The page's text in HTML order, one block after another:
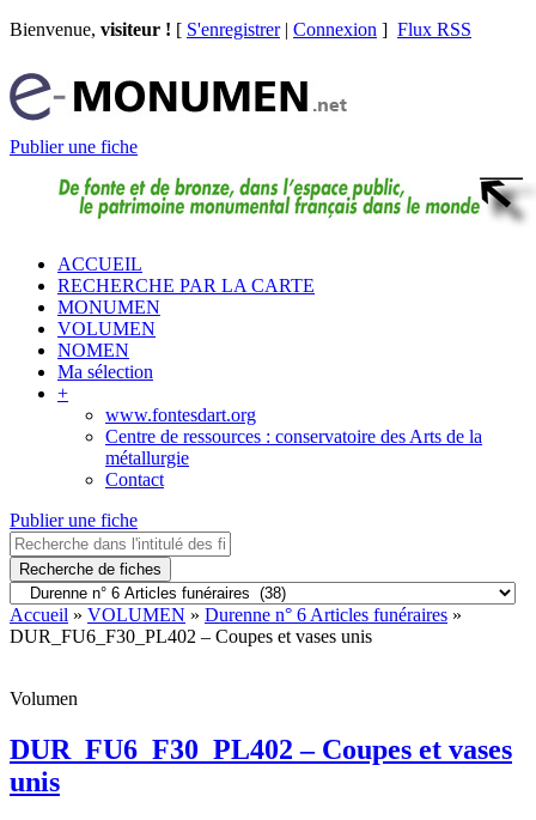
Bienvenue, visiteur ! [ S'enregistrer| Connexion ] Flux RSS
Publier une fiche
ACCUEIL
RECHERCHE PAR LA CARTE
MONUMEN
VOLUMEN
NOMEN
Ma sélection
+
www.fontesdart.org
Centre de ressources : conservatoire des Arts de la
métallurgie
Contact
Publier une fiche
Recherche de fiches
Accueil » VOLUMEN » Durenne n° 6 Articles funéraires »
DUR_FU6_F30_PL402 – Coupes et vases unis
Volumen
DUR_FU6_F30_PL402 – Coupes et vases
unis